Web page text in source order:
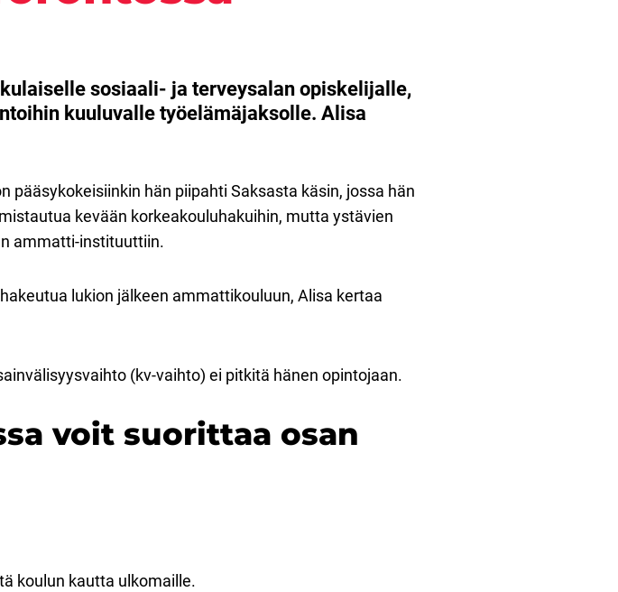
sosiaali- ja terveysalan opiskelijalle,
kuuluvalle työelämäjaksolle. Alisa
pääsykokeisiinkin hän piipahti Saksasta käsin, jossa hän
kevään korkeakouluhakuihin, mutta ystävien
ammatti-instituuttiin.
lukion jälkeen ammattikouluun, Alisa kertaa
(kv-vaihto) ei pitkitä hänen opintojaan.
voit suorittaa osan
koulun kautta ulkomaille.